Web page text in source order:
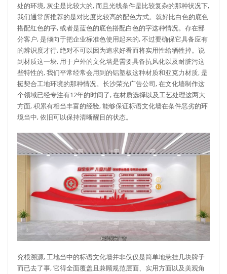
处的环境, 灰尘是比较大的, 而且光线条件是比较复杂的那种状况下,
我们通常所推荐的是对比度比较高的配色方式。就好比白色的底色
搭配红色的字, 或者是蓝色的底色搭配白色的字这种情况。存在部
分客户, 是倾向于把企业标准色使用起来的, 不过要确保它具备应有
的辨识度才行, 绝对不可以因为追求好看而将实用性给牺牲掉。说
到材质这一块, 用于户外的文化墙是需要具备抗风化以及耐脏污这
些特性的, 我们平常经常会用到的铝塑板这种材质和亚克力材质, 是
挺契合工地环境的那种情况。长沙荣光广告公司, 在文化墙制作这
个领域已经专注有12年的时间了, 在材质选择以及工艺处理这两大
方面, 积累有相当丰富的经验, 能够保证标语文化墙在条件恶劣的环
境当中, 依旧可以保持清晰醒目的状态。
究根溯源, 工地当中的标语文化墙并非仅仅是简单地悬挂几块牌子
而已去了事, 它得全面覆盖且兼顾规范层面、实用方面以及美观角